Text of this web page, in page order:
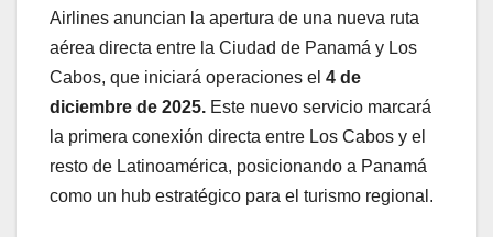
Airlines anuncian la apertura de una nueva ruta
aérea directa entre la Ciudad de Panamá y Los
Cabos, que iniciará operaciones el 4 de
diciembre de 2025. Este nuevo servicio marcará
la primera conexión directa entre Los Cabos y el
resto de Latinoamérica, posicionando a Panamá
como un hub estratégico para el turismo regional.